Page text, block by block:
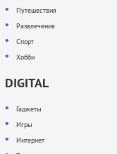
Путешествия
Развлечения
Спорт
Хобби
DIGITAL
Гаджеты
Игры
Интернет